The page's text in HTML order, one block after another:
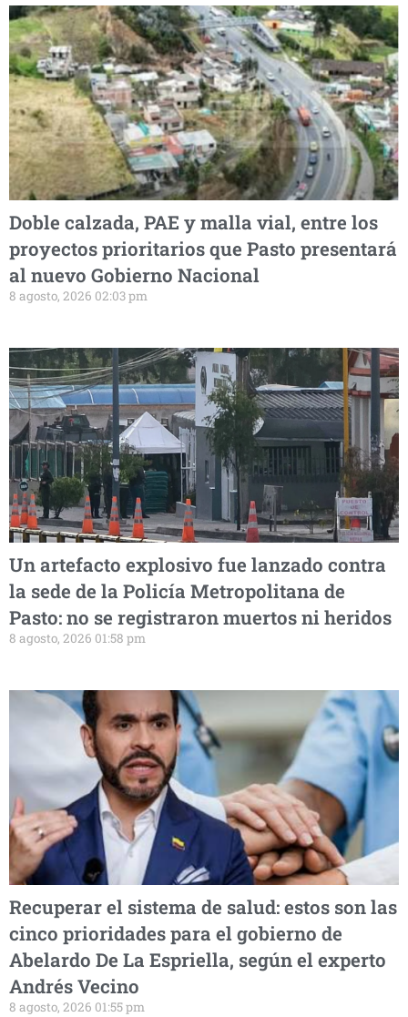
Doble calzada, PAE y malla vial, entre los
proyectos prioritarios que Pasto presentará
al nuevo Gobierno Nacional
8 agosto, 2026 02:03 pm
Un artefacto explosivo fue lanzado contra
la sede de la Policía Metropolitana de
Pasto: no se registraron muertos ni heridos
8 agosto, 2026 01:58 pm
Recuperar el sistema de salud: estos son las
cinco prioridades para el gobierno de
Abelardo De La Espriella, según el experto
Andrés Vecino
8 agosto, 2026 01:55 pm